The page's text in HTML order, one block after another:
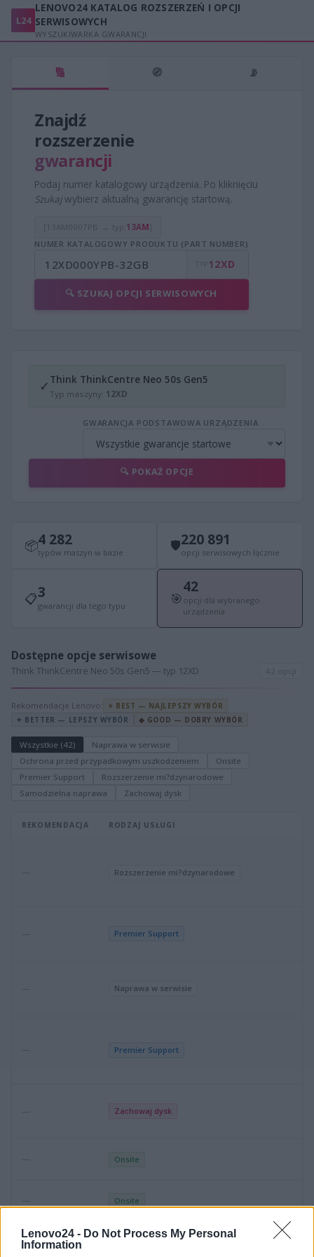
Lenovo24 - Do Not Process My Personal
Information
L24
LENOVO24 KATALOG ROZSZERZEŃ I OPCJI
SERWISOWYCH
WYSZUKIWARKA GWARANCJI
🔢 🧭 📡
Znajdź
rozszerzenie
gwarancji
Podaj numer katalogowy urządzenia. Po kliknięciu
Szukajwybierz aktualną gwarancję startową.
→ typ: 13AM
NUMER KATALOGOWY PRODUKTU (PART NUMBER)
12XD
🔍 SZUKAJ OPCJI SERWISOWYCH
✓ Think ThinkCentre Neo 50s Gen5
Typ maszyny: 12XD
GWARANCJA PODSTAWOWA URZĄDZENIA
🔍 POKAŻ OPCJE
📦4 282
typów maszyn w bazie 🛡220 891
opcji serwisowych łącznie
📋3
gwarancji dla tego typu 🎯
42
opcji dla wybranego
urządzenia
Dostępne opcje serwisowe
Think ThinkCentre Neo 50s Gen5 — typ 12XD 42 opcji
Rekomendacje Lenovo:
⭐ BEST — NAJLEPSZY WYBÓR
✦ BETTER — LEPSZY WYBÓR
◆ GOOD — DOBRY WYBÓR
Wszystkie (42)
Naprawa w serwisie
Ochrona przed przypadkowym uszkodzeniem
Onsite
Premier Support
Rozszerzenie mi?dzynarodowe
Samodzielna naprawa
Zachowaj dysk
REKOMENDACJA RODZAJ USŁUGI
Rozszerzenie mi?dzynarodowe
Premier Support
Naprawa w serwisie
Premier Support
Zachowaj dysk
Onsite
Onsite
—